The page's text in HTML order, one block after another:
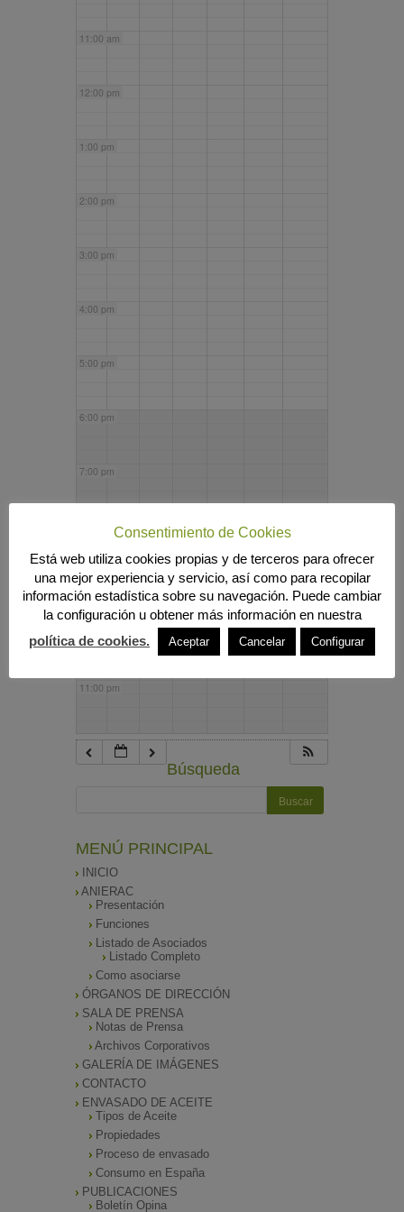
11:00 am
12:00 pm
1:00 pm
2:00 pm
3:00 pm
4:00 pm
5:00 pm
6:00 pm
7:00 pm
9:00 pm
10:00 pm
11:00 pm
Búsqueda
MENÚ PRINCIPAL
INICIO
ANIERAC
Presentación
Funciones
Listado de Asociados
Listado Completo
Como asociarse
ÓRGANOS DE DIRECCIÓN
SALA DE PRENSA
Notas de Prensa
Archivos Corporativos
GALERÍA DE IMÁGENES
CONTACTO
ENVASADO DE ACEITE
Tipos de Aceite
Propiedades
Proceso de envasado
Consumo en España
PUBLICACIONES
Boletín Opina
Consentimiento de Cookies
Está web utiliza cookies propias y de terceros para ofrecer
una mejor experiencia y servicio, así como para recopilar
información estadística sobre su navegación. Puede cambiar
la configuración u obtener más información en nuestra
política de cookies.
Aceptar Cancelar Configurar